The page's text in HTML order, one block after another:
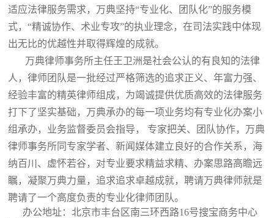
适应法律服务需求，万典坚持“专业化、团队化”的服务模
式，“精诚协作、术业专攻”的执业理念，在司法实践中体现
出无比的优越性并取得辉煌的成就。
万典律师事务所主任王卫洲是社会公认的有良知的法律
人，律师团队是一批经过严格筛选的追求正义、年富力强、
经验丰富的精英律师组成，为竭诚提供优质高效的法律服务
打下了坚实基础，万典承办的每一项业务均有专业化办案小
组承办，业务监督委员会指导， 专家把关、团队协作，万典
律师事务所同专家学者、新闻媒体建立良好的合作关系，海
纳百川、虚怀若谷，对专业要求精益求精、办案思路高瞻远
瞩，凝聚万典力量，追求追求卓越成就，聘请万典律师就是
聘请了一个高度负责的专业化律师团队。
办公地址：北京市丰台区南三环西路16号搜宝商务中心